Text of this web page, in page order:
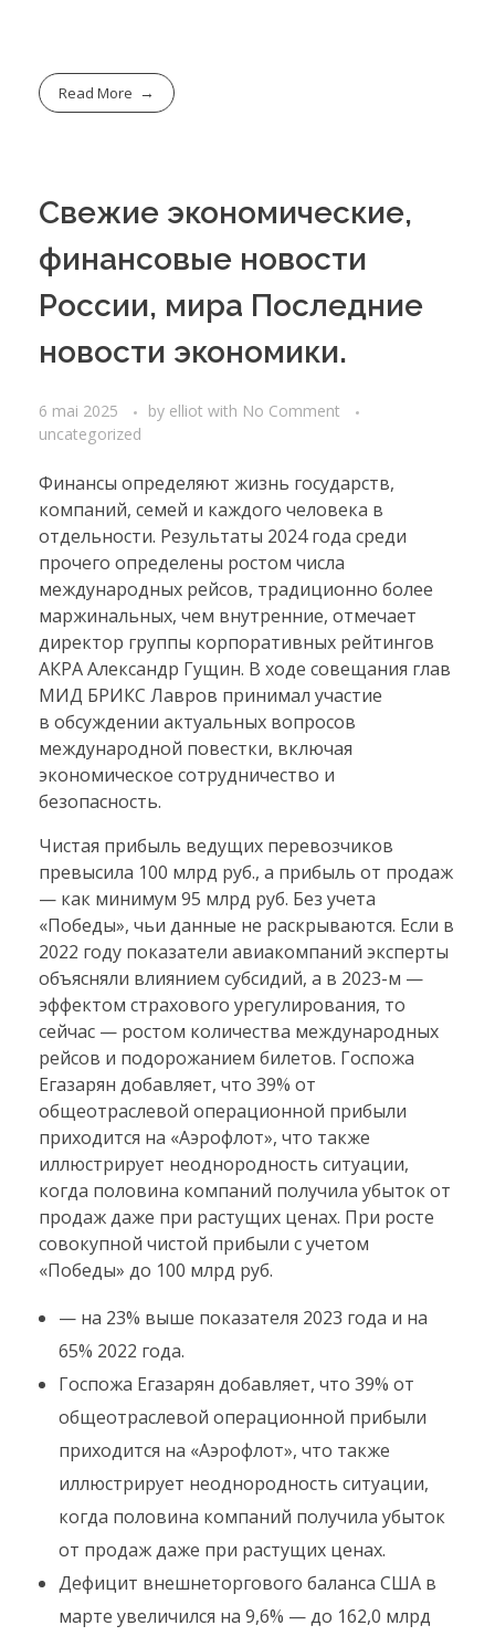
Read More
Свежие экономические,
финансовые новости
России, мира Последние
новости экономики.
6 mai 2025 by elliot with No Comment
uncategorized
Финансы определяют жизнь государств,
компаний, семей и каждого человека в
отдельности. Результаты 2024 года среди
прочего определены ростом числа
международных рейсов, традиционно более
маржинальных, чем внутренние, отмечает
директор группы корпоративных рейтингов
АКРА Александр Гущин. В ходе совещания глав
МИД БРИКС Лавров принимал участие
в обсуждении актуальных вопросов
международной повестки, включая
экономическое сотрудничество и
безопасность.
Чистая прибыль ведущих перевозчиков
превысила 100 млрд руб., а прибыль от продаж
— как минимум 95 млрд руб. Без учета
«Победы», чьи данные не раскрываются. Если в
2022 году показатели авиакомпаний эксперты
объясняли влиянием субсидий, а в 2023-м —
эффектом страхового урегулирования, то
сейчас — ростом количества международных
рейсов и подорожанием билетов. Госпожа
Егазарян добавляет, что 39% от
общеотраслевой операционной прибыли
приходится на «Аэрофлот», что также
иллюстрирует неоднородность ситуации,
когда половина компаний получила убыток от
продаж даже при растущих ценах. При росте
совокупной чистой прибыли с учетом
«Победы» до 100 млрд руб.
— на 23% выше показателя 2023 года и на
65% 2022 года.
Госпожа Егазарян добавляет, что 39% от
общеотраслевой операционной прибыли
приходится на «Аэрофлот», что также
иллюстрирует неоднородность ситуации,
когда половина компаний получила убыток
от продаж даже при растущих ценах.
Дефицит внешнеторгового баланса США в
марте увеличился на 9,6% — до 162,0 млрд